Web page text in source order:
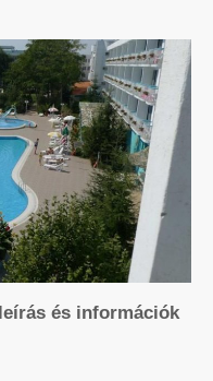
és információk